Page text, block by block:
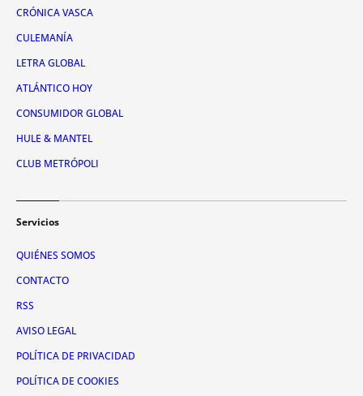
CRÓNICA VASCA
CULEMANÍA
LETRA GLOBAL
ATLÁNTICO HOY
CONSUMIDOR GLOBAL
HULE & MANTEL
CLUB METRÓPOLI
Servicios
QUIÉNES SOMOS
CONTACTO
RSS
AVISO LEGAL
POLÍTICA DE PRIVACIDAD
POLÍTICA DE COOKIES